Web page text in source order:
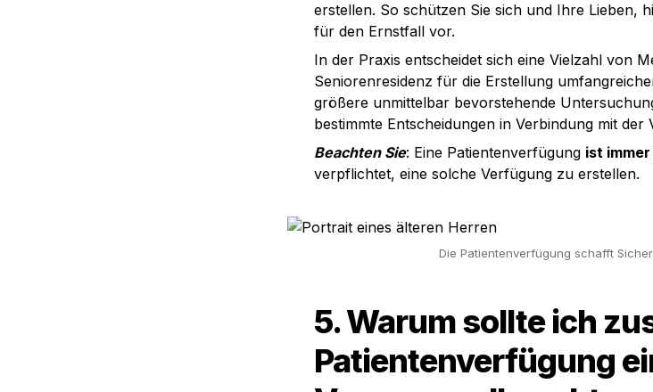
erstellen. So schützen Sie sich und Ihre Lieben,
für den Ernstfall vor.
In der Praxis entscheidet sich eine Vielzahl von
Seniorenresidenz für die Erstellung
größere unmittelbar bevorstehende
bestimmte Entscheidungen in Verbindung mit der
Beachten Sie: Eine Patientenverfügung ist
verpflichtet, eine solche Verfügung zu erstellen.
Die Patientenverfügung schafft
5. Warum sollte ich
Patientenverfügung